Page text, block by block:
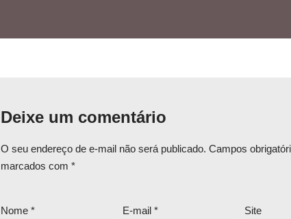
Deixe um comentário
O seu endereço de e-mail não será publicado. Campos
marcados com *
Nome * E-mail * Site